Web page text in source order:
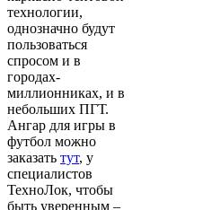
технологии,
однозначно будут
пользоваться
спросом и в
городах-
миллионниках, и в
небольших ПГТ.
Ангар для игры в
футбол можно
заказать тут, у
специалистов
ТехноЛок, чтобы
быть уверенным –